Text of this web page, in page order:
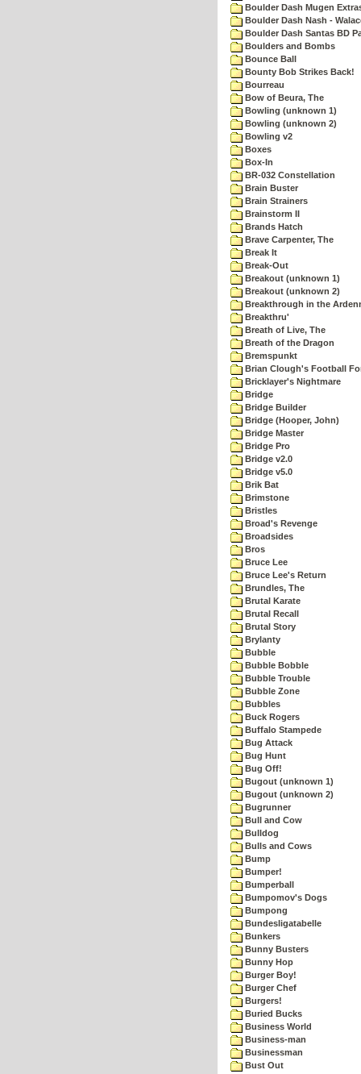
Boulder Dash Mugen
Boulder Dash Nash -
Boulder Dash Santas BD
Boulders and Bombs
Bounce Ball
Bounty Bob Strikes Back!
Bourreau
Bow of Beura, The
Bowling (unknown 1)
Bowling (unknown 2)
Bowling v2
Boxes
Box-In
BR-032 Constellation
Brain Buster
Brain Strainers
Brainstorm II
Brands Hatch
Brave Carpenter, The
Break It
Break-Out
Breakout (unknown 1)
Breakout (unknown 2)
Breakthrough in the
Breakthru'
Breath of Live, The
Breath of the Dragon
Bremspunkt
Brian Clough's Football
Bricklayer's Nightmare
Bridge
Bridge Builder
Bridge (Hooper, John)
Bridge Master
Bridge Pro
Bridge v2.0
Bridge v5.0
Brik Bat
Brimstone
Bristles
Broad's Revenge
Broadsides
Bros
Bruce Lee
Bruce Lee's Return
Brundles, The
Brutal Karate
Brutal Recall
Brutal Story
Brylanty
Bubble
Bubble Bobble
Bubble Trouble
Bubble Zone
Bubbles
Buck Rogers
Buffalo Stampede
Bug Attack
Bug Hunt
Bug Off!
Bugout (unknown 1)
Bugout (unknown 2)
Bugrunner
Bull and Cow
Bulldog
Bulls and Cows
Bump
Bumper!
Bumperball
Bumpomov's Dogs
Bumpong
Bundesligatabelle
Bunkers
Bunny Busters
Bunny Hop
Burger Boy!
Burger Chef
Burgers!
Buried Bucks
Business World
Business-man
Businessman
Bust Out